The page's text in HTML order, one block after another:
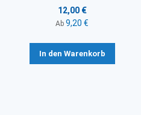
12,00 €
Ab 9,20 €
In den Warenkorb